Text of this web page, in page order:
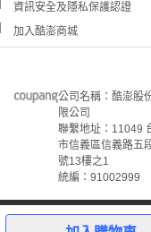
資訊安全及隱私保護認證
加入酷澎商城
公司名稱：酷澎股
限公司
聯繫地址：11049
市信義區信義路五
號13樓之1
統編：91002999
©Coupang Taiwan Co., Ltd.
本網站上顯示的所有商標、標